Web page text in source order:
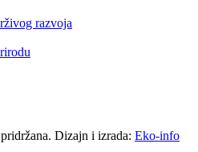
razvoja
Dizajn i izrada: Eko-info